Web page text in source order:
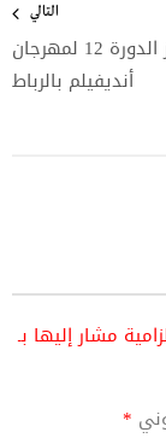
التالي
جوائز الدورة 12 لمهرجان
أنديفيلم بالرباط
مشار إليها بـ
*